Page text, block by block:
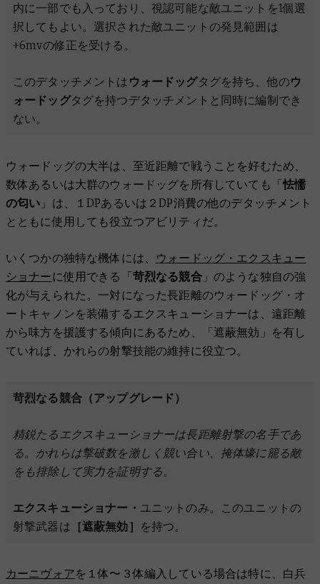
内に一部でも入っており、視認可能な敵ユニットを1個選
択してもよい。選択された敵ユニットの発見範囲は
+6mvの修正を受ける。
このデタッチメントは ウォードッグタグを持ち、他のウ
ォードッグタグを持つデタッチメントと同時に編制でき
ない。
ウォードッグの大半は、至近距離で戦うことを好むため、
数体あるいは大群のウォードッグを所有していても「怯懦
の匂い 」は、１DPあるいは２DP消費の他のデタッチメント
とともに使用しても役立つアビリティだ。
いくつかの独特な機体には、
ウォードッグ・エクスキュー
ショナーに使用できる「苛烈なる競合」のような独自の強
化が与えられた。一対になった長距離のウォードッグ・オ
ートキャノンを装備するエクスキューショナーは、遠距離
から味方を援護する傾向にあるため、「遮蔽無効」を有し
ていれば、かれらの射撃技能の維持に役立つ。
苛烈なる競合（アップグレード）
精鋭たるエクスキューショナーは長距離射撃の名手であ
る。かれらは撃破数を激しく競い合い、掩体壕に籠る敵
をも排除して実力を証明する。
エクスキューショナー・ ユニットのみ。このユニットの
射撃武器は ［遮蔽無効］ を持つ。
カーニヴォアを１体〜３体編入している場合は特に、白兵